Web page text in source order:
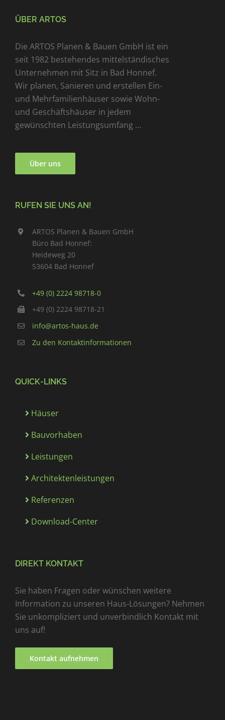
ÜBER ARTOS
Die ARTOS Planen & Bauen GmbH ist ein
seit 1982 bestehendes mittelständisches
Unternehmen mit Sitz in Bad Honnef.
Wir planen, Sanieren und erstellen Ein-
und Mehrfamilienhäuser sowie Wohn-
und Geschäftshäuser in jedem
gewünschten Leistungsumfang …
Über uns
RUFEN SIE UNS AN!
ARTOS Planen & Bauen GmbH
Büro Bad Honnef:
Heideweg 20
53604 Bad Honnef
+49 (0) 2224 98718-0
+49 (0) 2224 98718-21
info@artos-haus.de
Zu den Kontaktinformationen
QUICK-LINKS
Häuser
Bauvorhaben
Leistungen
Architektenleistungen
Referenzen
Download-Center
DIREKT KONTAKT
Sie haben Fragen oder wünschen weitere
Information zu unseren Haus-Lösungen? Nehmen
Sie unkompliziert und unverbindlich Kontakt mit
uns auf!
Kontakt aufnehmen